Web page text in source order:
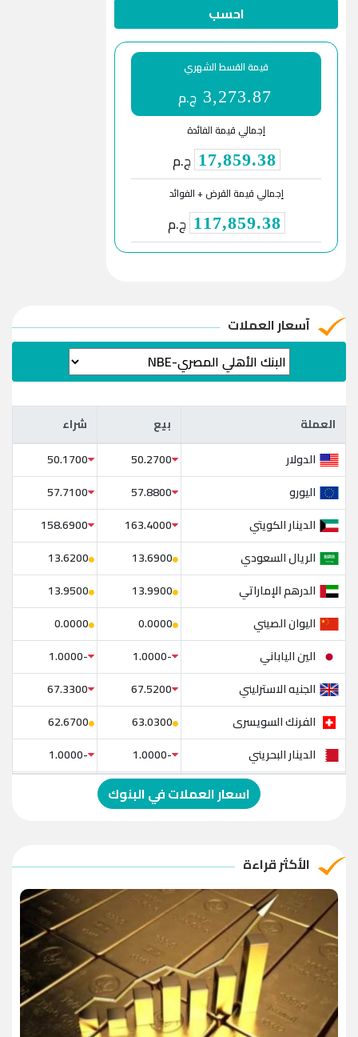
احسب
قيمة القسط الشهري
3,273.87 ج.م
إجمالي قيمة الفائدة
17,859.38 ج.م
إجمالي قيمة القرض + الفوائد
117,859.38 ج.م
آسعار العملات
العملة بيع شراء العملة بيع
شراء
الدولار
50.2700
50.1700
اليورو
57.8800
57.7100
الدينار الكويتي
163.4000
158.6900
الريال السعودي
13.6900
13.6200
الدرهم الإماراتي
13.9900
13.9500
اليوان الصيني
0.0000
0.0000
الين الياباني
-1.0000
-1.0000
الجنيه الاسترليني
67.5200
67.3300
الفرنك السويسرى
63.0300
62.6700
الدينار البحريني
-1.0000
-1.0000
الدولار الإسترالي
-1.0000
الريال القطري
الدينار الأردني
-1.0000
-1.0000
اسعار العملات في البنوك
الأكثر قراءة